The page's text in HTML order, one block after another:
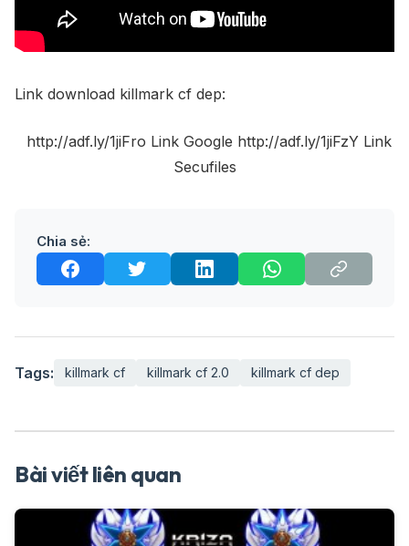
Link download killmark cf dep:
http://adf.ly/1jiFro Link Google http://adf.ly/1jiFzY Link
Secufiles
Chia sẻ:
Tags: killmark cf killmark cf 2.0 killmark cf dep
Bài viết liên quan